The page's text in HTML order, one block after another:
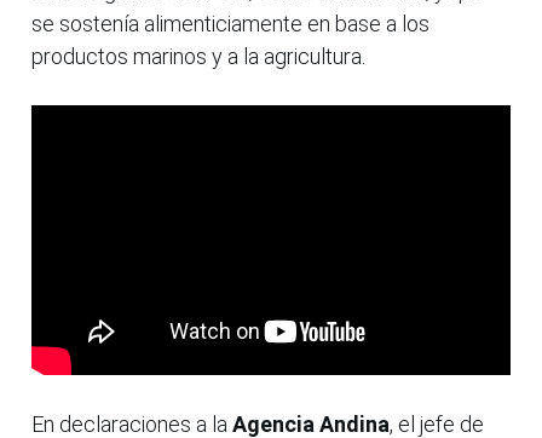
se sostenía alimenticiamente en base a los
productos marinos y a la agricultura.
En declaraciones a la Agencia Andina, el jefe de